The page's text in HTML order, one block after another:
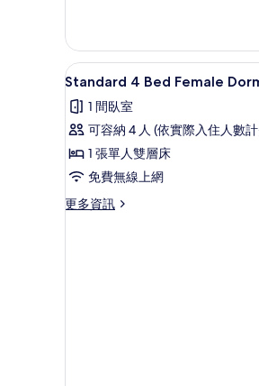
準
雙
人
床
的
所
有
相
房,
張
準
雙
床
的
情
顯
示
Standard
4
Bed
Female
Dorm
2
Standard 4 Bed Female
1 間臥室
可容納 4 人 (依實際入住人數
1 張單人雙層床
免費無線上網
更多資訊
更